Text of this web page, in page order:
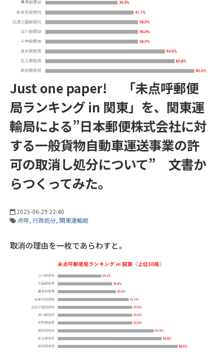
Just one paper! 「未点呼郵便
局ランキング in 関東」を、関東運
輸局による”日本郵便株式会社に対
する一般貨物自動車運送事業の許
可の取消し処分について” 文書か
らつくってみた。
2025-06-29 22:40
点呼 行政処分 関東運輸局
取消の理由を一枚であらわすと。